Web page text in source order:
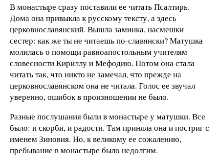
В монастыре сразу поставили ее читать Псалтирь.
Дома она привыкла к русскому тексту, а здесь
церковнославянский. Вышла заминка, насмешки
сестер: как же ты не читаешь по-славянски? Матушка
молилась о помощи равноапостольным учителям
словесности Кириллу и Мефодию. Потом она стала
читать так, что никто не замечал, что прежде на
церковнославянском она не читала. Голос ее звучал
уверенно, ошибок в произношении не было.
Разные послушания были в монастыре у матушки. Все
было: и скорби, и радости. Там приняла она и постриг с
именем Зиновия. Но, к великому ее сожалению,
пребывание в монастыре было недолгим.